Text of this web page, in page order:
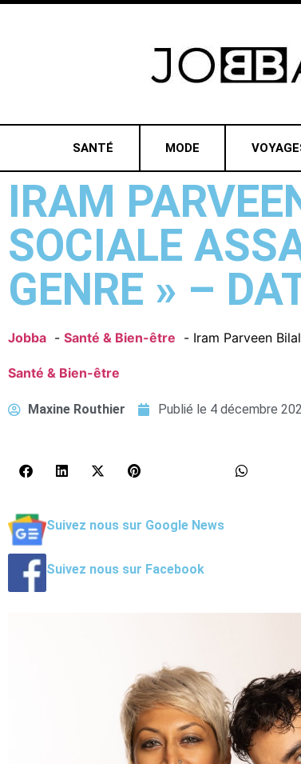
SANTÉ MODE
IRAM
SOCIALE
GENRE » –
Jobba Santé & Bien-être Iram Parveen
Santé & Bien-être
Maxine Routhier Publié le 4 décembre
Suivez nous sur Google News
Suivez nous sur Facebook